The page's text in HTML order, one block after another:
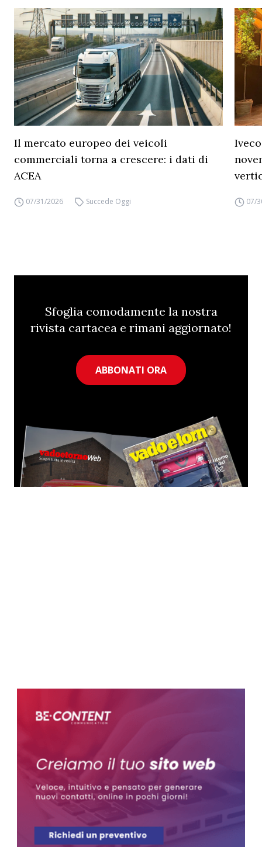
Il mercato europeo dei veicoli
commerciali torna a crescere: i dati di
ACEA
07/31/2026 Succede Oggi 07/
Sfoglia comodamente la nostra
rivista cartacea e rimani aggiornato!
ABBONATI ORA